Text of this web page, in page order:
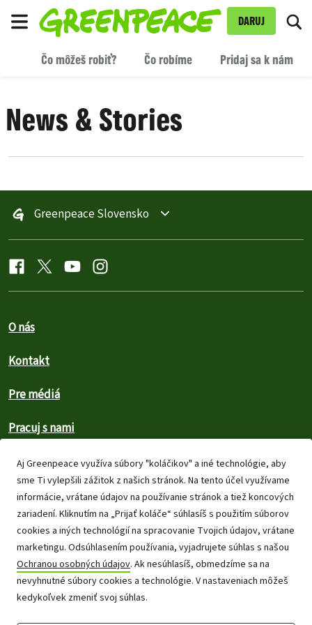
Aj Greenpeace využíva súbory "koláčikov" a iné technológie, aby
sme Ti vylepšili zážitok z našich stránok. Na tento účel využívame
informácie, vrátane údajov na používanie stránok a tiež koncových
zariadení. Kliknutím na „Prijať koláče“ súhlasíš s použitím súborov
cookies a iných technológií na spracovanie Tvojich údajov, vrátane
marketingu. Odsúhlasením používania, vyjadrujete súhlas s našou
Ochranou osobných údajov. Ak nesúhlasíš, obmedzíme sa na
nevyhnutné súbory cookies a technológie. V nastaveniach môžeš
kedykoľvek zmeniť svoj súhlas.
Ponuka
DARUJ
Čo môžeš robiť? Čo robíme Pridaj sa k nám
News & Stories
Filter posts
Filtered results
Greenpeace Slovensko
O nás
Kontakt
Pre médiá
Pracuj s nami
Mapa stránok
Ochrana osobných údajov
Autorské práva
Všeobecné podmienky
Pravidlá našej komunity